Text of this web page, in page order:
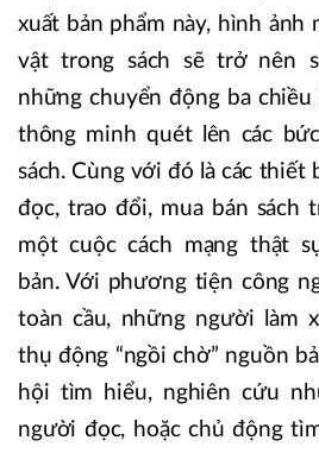
xuất bản phẩm này, hình ảnh
vật trong sách sẽ trở nên
những chuyển động ba
thông minh quét lên các
sách. Cùng với đó làcác thiết
đọc, trao đổi, mua bán sách
một cuộc cách mạng thật
bản. Với phương tiện công
toàn cầu, những người làm
thụ động “ngồi chờ” nguồn
hội tìm hiểu, nghiên cứu
người đọc, hoặc chủ động